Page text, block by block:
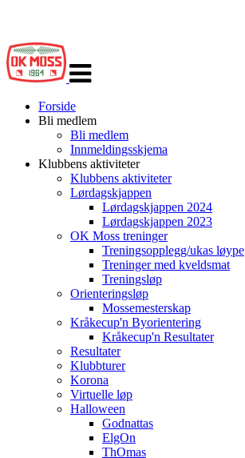
navigasjon
Forside
Bli medlem
Bli medlem
Innmeldingsskjema
Klubbens aktiviteter
Klubbens aktiviteter
Lørdagskjappen
Lørdagskjappen 2024
Lørdagskjappen 2023
OK Moss treninger
Treningsopplegg/ukas løype
Treninger med kveldsmat
Treningsløp
Orienteringsløp
Mossemesterskap
Kråkecup'n Byorientering
Kråkecup'n Resultater
Resultater
Klubbturer
Korona
Virtuelle løp
Halloween
Godnattas
ElgOn
ThOmas